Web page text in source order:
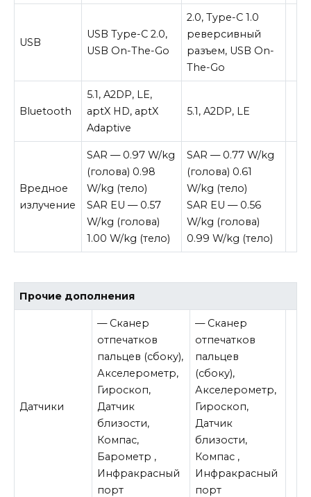
USB
USB Type-C 2.0,
USB On-The-Go
2.0, Type-C 1.0
реверсивный
разъем, USB On-
The-Go
Bluetooth
5.1, A2DP, LE,
aptX HD, aptX
Adaptive
5.1, A2DP, LE
Вредное
излучение
SAR — 0.97 W/kg
(голова) 0.98
W/kg (тело)
SAR EU — 0.57
W/kg (голова)
1.00 W/kg (тело)
SAR — 0.77 W/kg
(голова) 0.61
W/kg (тело)
SAR EU — 0.56
W/kg (голова)
0.99 W/kg (тело)
Прочие дополнения
Датчики
— Сканер
отпечатков
пальцев (сбоку),
Акселерометр,
Гироскоп,
Датчик
близости,
Компас,
Барометр ,
Инфракрасный
порт
— Сканер
отпечатков
пальцев
(сбоку),
Акселерометр,
Гироскоп,
Датчик
близости,
Компас ,
Инфракрасный
порт